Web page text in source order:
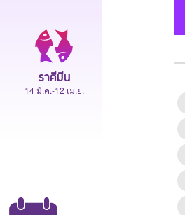
ราศีมีน
14 มี.ค.-12 เม.ย.